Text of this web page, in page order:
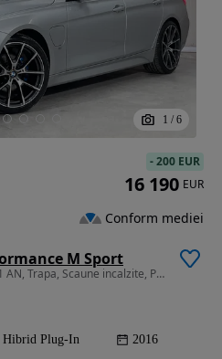
1 / 6
M Sport
1998 cm3 • 251 CP • GARANTIE 1 AN, Trapa, Scaune incalzite, Pachet M, Piele
Hibrid Plug-In 2016
-200 EUR
16 190 EUR
Conform mediei